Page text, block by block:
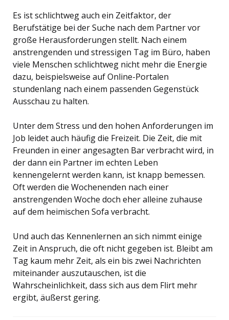
Es ist schlichtweg auch ein Zeitfaktor, der
Berufstätige bei der Suche nach dem Partner vor
große Herausforderungen stellt. Nach einem
anstrengenden und stressigen Tag im Büro, haben
viele Menschen schlichtweg nicht mehr die Energie
dazu, beispielsweise auf Online-Portalen
stundenlang nach einem passenden Gegenstück
Ausschau zu halten.
Unter dem Stress und den hohen Anforderungen im
Job leidet auch häufig die Freizeit. Die Zeit, die mit
Freunden in einer angesagten Bar verbracht wird, in
der dann ein Partner im echten Leben
kennengelernt werden kann, ist knapp bemessen.
Oft werden die Wochenenden nach einer
anstrengenden Woche doch eher alleine zuhause
auf dem heimischen Sofa verbracht.
Und auch das Kennenlernen an sich nimmt einige
Zeit in Anspruch, die oft nicht gegeben ist. Bleibt am
Tag kaum mehr Zeit, als ein bis zwei Nachrichten
miteinander auszutauschen, ist die
Wahrscheinlichkeit, dass sich aus dem Flirt mehr
ergibt, äußerst gering.